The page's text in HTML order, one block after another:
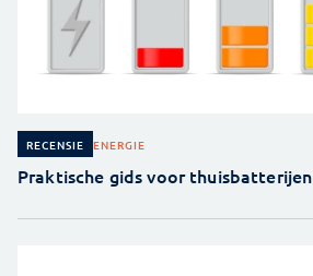
RECENSIE ENERGIE
Praktische gids voor thuisbatterijen